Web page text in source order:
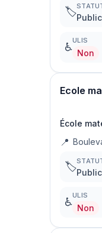
🏷️Public
♿
ULIS
Non
Ecole
École
📍
🏷️Public
♿
ULIS
Non